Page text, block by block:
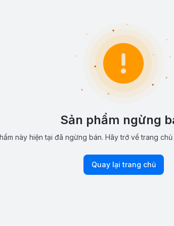
Sản phẩm ngừng
này hiện tại đã ngừng bán. Hãy trở về trang
Quay lại trang chủ